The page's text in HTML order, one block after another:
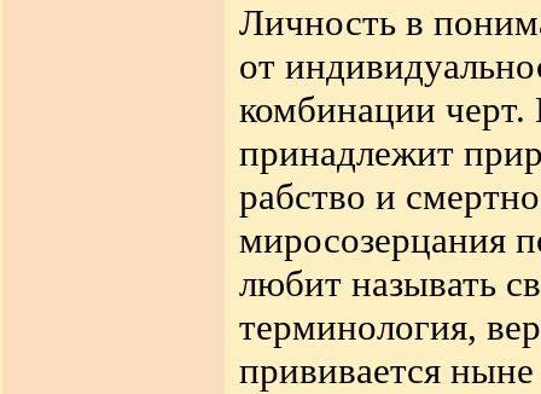
Личность в
от
комбинации черт.
принадлежит
рабство и
миросозерцания
любит называть
терминология,
прививается